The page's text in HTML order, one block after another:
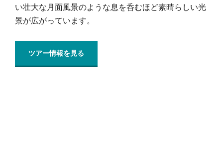
い壮大な月面風景のような息を呑むほど素晴らしい光
景が広がっています。
ツアー情報を見る